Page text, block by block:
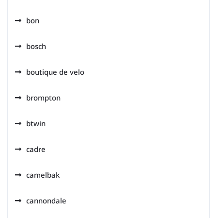
bon
bosch
boutique de velo
brompton
btwin
cadre
camelbak
cannondale